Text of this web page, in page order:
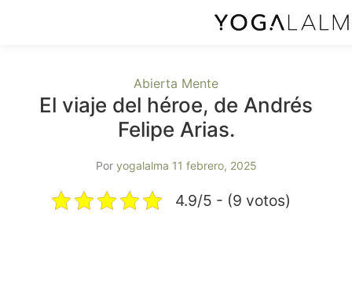
Abierta Mente
El viaje del héroe, de Andrés
Felipe Arias.
Por yogalalma 11 febrero, 2025
4.9/5 - (9 votos)